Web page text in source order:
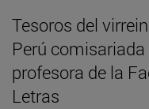
Tesoros del
Perú
profesora de la
Letras